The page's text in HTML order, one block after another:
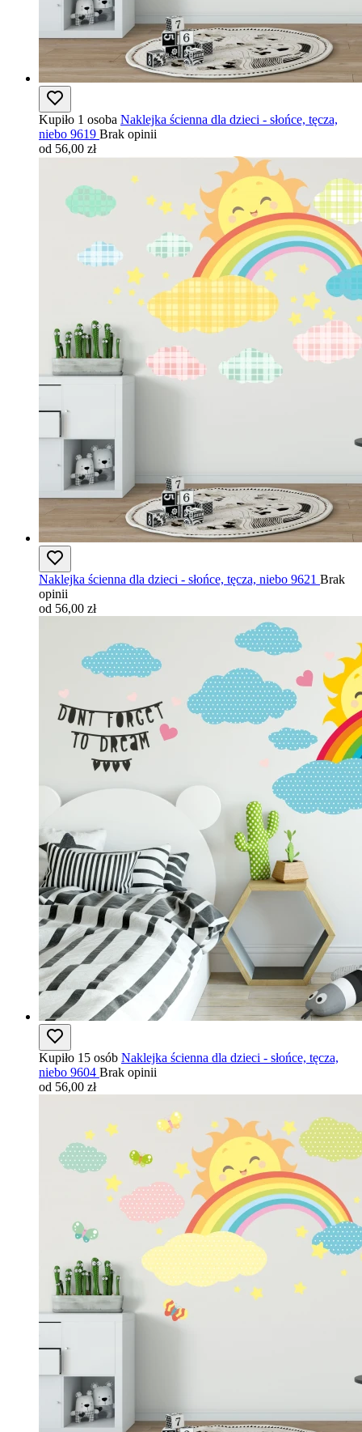
Kupiło 1 osoba Naklejka ścienna dla dzieci - słońce, tęcza,
niebo 9619 Brak opinii
od 56,00 zł
Naklejka ścienna dla dzieci - słońce, tęcza, niebo 9621 Brak
opinii
od 56,00 zł
Kupiło 15 osób Naklejka ścienna dla dzieci - słońce, tęcza,
niebo 9604 Brak opinii
od 56,00 zł